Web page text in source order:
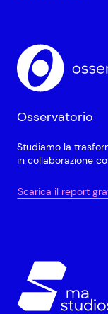
Osservatorio
Studiamo la
in collaborazione
Scarica il report